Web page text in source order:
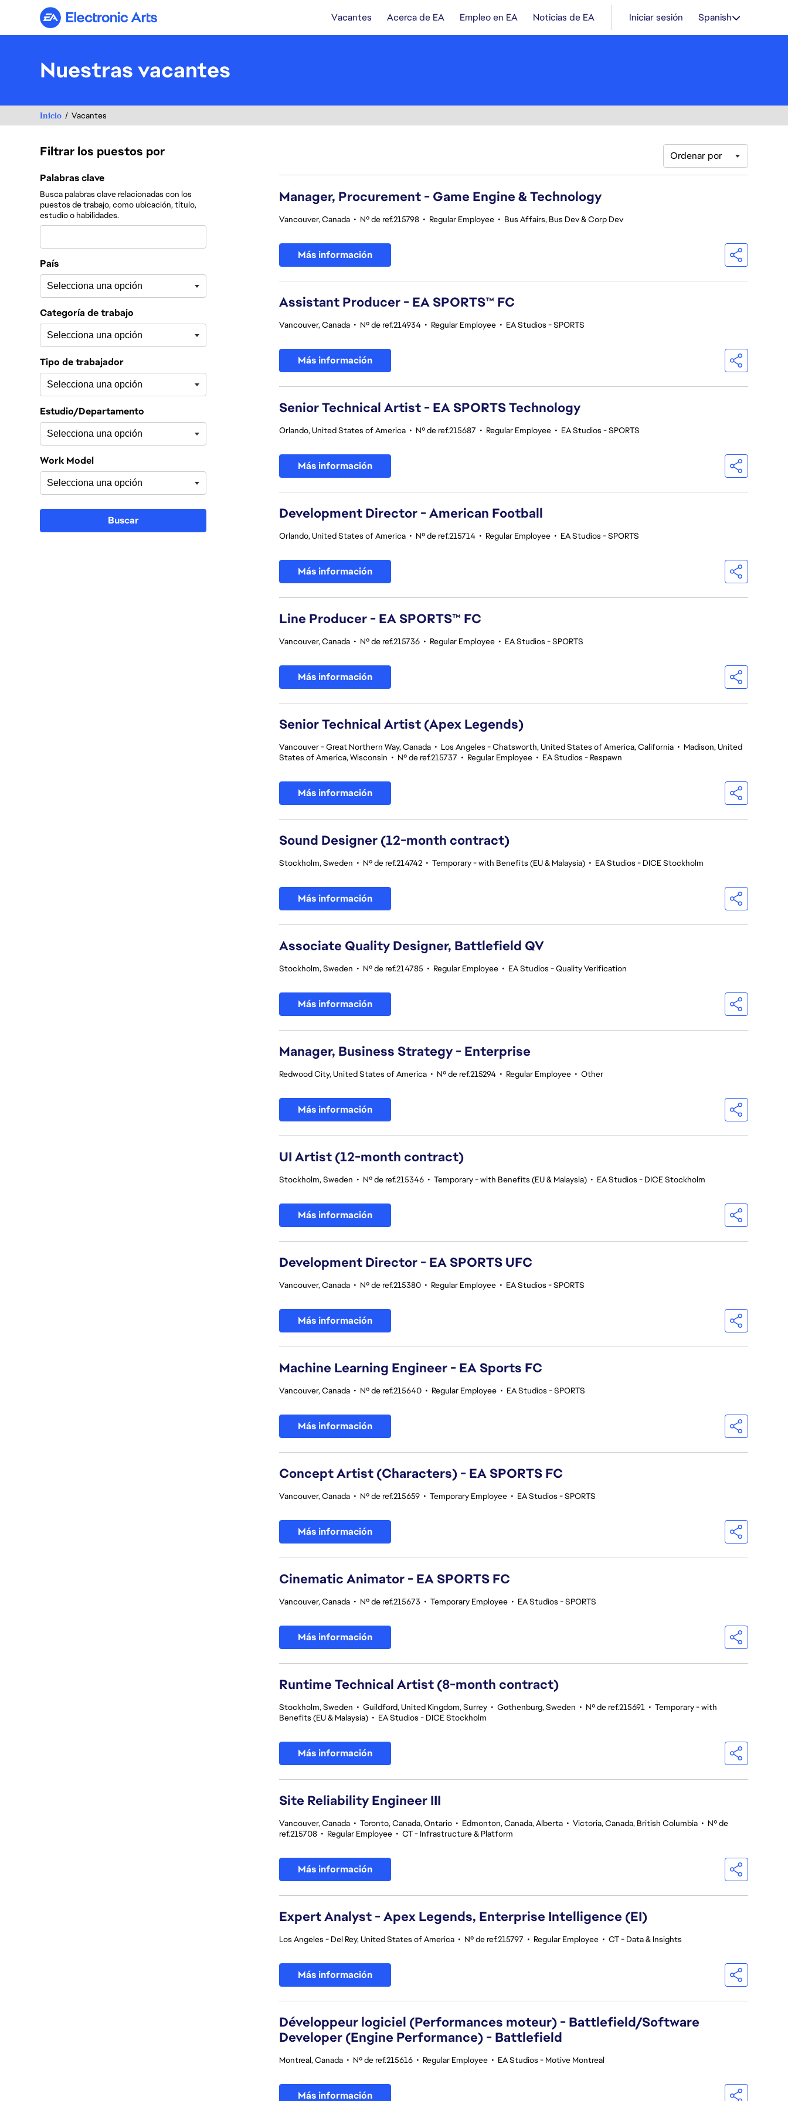
Electronic Arts Vacantes Acerca de EA Empleo en EA Noticias de EA Iniciar sesión Spanish
Nuestras vacantes
Inicio Vacantes
Filtrar los puestos por
Filtrar los puestos por
Palabras clave
Busca palabras clave relacionadas con los
puestos de trabajo, como ubicación, título,
estudio o habilidades.
País
Categoría de trabajo
Tipo de trabajador
Estudio/Departamento
Work Model
Buscar
Ordenar por
Manager, Procurement - Game Engine & Technology
Vancouver, Canada • Nº de ref.215798 • Regular Employee • Bus Affairs, Bus Dev & Corp Dev
Más información
Assistant Producer - EA SPORTS™ FC
Vancouver, Canada • Nº de ref.214934 • Regular Employee • EA Studios - SPORTS
Más información
Senior Technical Artist - EA SPORTS Technology
Orlando, United States of America • Nº de ref.215687 • Regular Employee • EA Studios - SPORTS
Más información
Development Director - American Football
Orlando, United States of America • Nº de ref.215714 • Regular Employee • EA Studios - SPORTS
Más información
Line Producer - EA SPORTS™ FC
Vancouver, Canada • Nº de ref.215736 • Regular Employee • EA Studios - SPORTS
Más información
Senior Technical Artist (Apex Legends)
Vancouver - Great Northern Way, Canada • Los Angeles - Chatsworth, United States of America, California • Madison, United
States of America, Wisconsin • Nº de ref.215737 • Regular Employee • EA Studios - Respawn
Más información
Sound Designer (12-month contract)
Stockholm, Sweden • Nº de ref.214742 • Temporary - with Benefits (EU & Malaysia) • EA Studios - DICE Stockholm
Más información
Associate Quality Designer, Battlefield QV
Stockholm, Sweden • Nº de ref.214785 • Regular Employee • EA Studios - Quality Verification
Más información
Manager, Business Strategy - Enterprise
Redwood City, United States of America • Nº de ref.215294 • Regular Employee • Other
Más información
UI Artist (12-month contract)
Stockholm, Sweden • Nº de ref.215346 • Temporary - with Benefits (EU & Malaysia) • EA Studios - DICE Stockholm
Más información
Development Director - EA SPORTS UFC
Vancouver, Canada • Nº de ref.215380 • Regular Employee • EA Studios - SPORTS
Más información
Machine Learning Engineer - EA Sports FC
Vancouver, Canada • Nº de ref.215640 • Regular Employee • EA Studios - SPORTS
Más información
Concept Artist (Characters) - EA SPORTS FC
Vancouver, Canada • Nº de ref.215659 • Temporary Employee • EA Studios - SPORTS
Más información
Cinematic Animator - EA SPORTS FC
Vancouver, Canada • Nº de ref.215673 • Temporary Employee • EA Studios - SPORTS
Más información
Runtime Technical Artist (8-month contract)
Stockholm, Sweden • Guildford, United Kingdom, Surrey • Gothenburg, Sweden • Nº de ref.215691 • Temporary - with
Benefits (EU & Malaysia) • EA Studios - DICE Stockholm
Más información
Site Reliability Engineer III
Vancouver, Canada • Toronto, Canada, Ontario • Edmonton, Canada, Alberta • Victoria, Canada, British Columbia • Nº de
ref.215708 • Regular Employee • CT - Infrastructure & Platform
Más información
Expert Analyst - Apex Legends, Enterprise Intelligence (EI)
Los Angeles - Del Rey, United States of America • Nº de ref.215797 • Regular Employee • CT - Data & Insights
Más información
Développeur logiciel (Performances moteur) - Battlefield/Software
Developer (Engine Performance) - Battlefield
Montreal, Canada • Nº de ref.215616 • Regular Employee • EA Studios - Motive Montreal
Más información